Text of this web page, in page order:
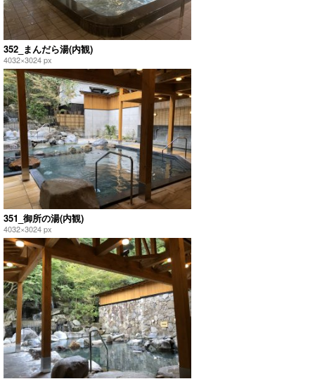
352_まんだら湯(内観)
4032×3024 px
351_御所の湯(内観)
4032×3024 px